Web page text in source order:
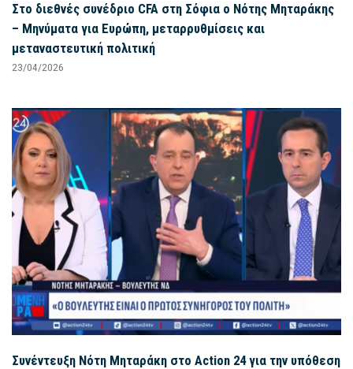
Στο διεθνές συνέδριο CFA στη Σόφια ο Νότης Μηταράκης
– Μηνύματα για Ευρώπη, μεταρρυθμίσεις και
μεταναστευτική πολιτική
23/04/2026
Συνέντευξη Νότη Μηταράκη στο Action 24 για την υπόθεση